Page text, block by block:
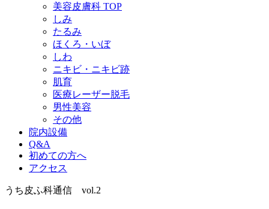
美容皮膚科 TOP
しみ
たるみ
ほくろ・いぼ
しわ
ニキビ・ニキビ跡
肌育
医療レーザー脱毛
男性美容
その他
院内設備
Q&A
初めての方へ
アクセス
うち皮ふ科通信 vol.2